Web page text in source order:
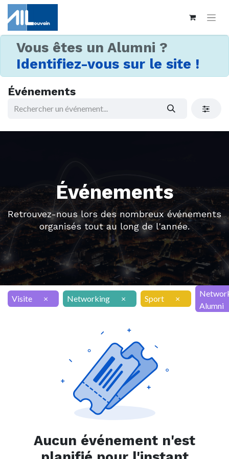
Vous êtes un Alumni ?
Identifiez-vous sur le site !
Événements
Événements
Retrouvez-nous lors des nombreux événements
organisés tout au long de l'année.
Visite × Networking × Sport ×
Alumni
Aucun événement n'est